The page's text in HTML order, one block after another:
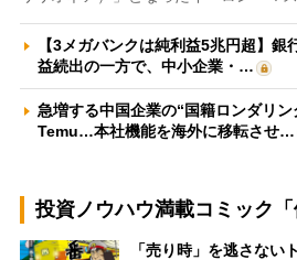
【3メガバンクは純利益5兆円超】
益続出の一方で、中小企業・…
急増する中国企業の“国籍ロンダリ
Temu…本社機能を海外に移転させ…
投資ノウハウ満載コミック「
「売り時」を逃さな